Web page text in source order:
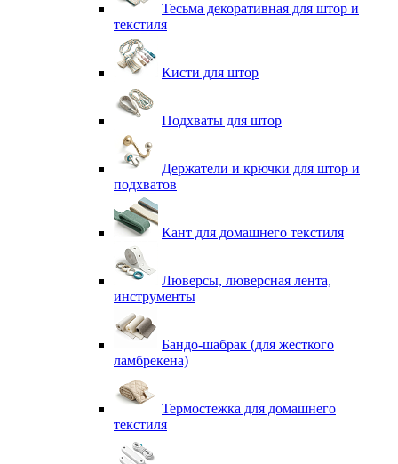
Тесьма декоративная для штор и
текстиля
Кисти для штор
Подхваты для штор
Держатели и крючки для штор и
подхватов
Кант для домашнего текстиля
Люверсы, люверсная лента,
инструменты
Бандо-шабрак (для жесткого
ламбрекена)
Термостежка для домашнего
текстиля